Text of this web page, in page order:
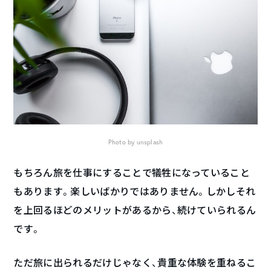
Photo by unsplash
もちろん旅を仕事にすることで犠牲になっていること
もあります。楽しいばかりではありません。しかしそれ
を上回るほどのメリットがあるから、続けていられるん
です。
ただ旅に出られるだけじゃなく、貴重な体験を重ねるこ